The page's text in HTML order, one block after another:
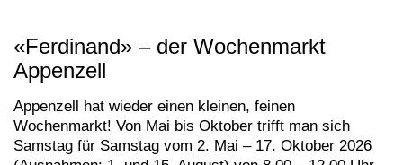
«Ferdinand» – der Wochenmarkt
Appenzell
Appenzell hat wieder einen kleinen, feinen
Wochenmarkt! Von Mai bis Oktober trifft man sich
Samstag für Samstag vom 2. Mai – 17. Oktober 2026